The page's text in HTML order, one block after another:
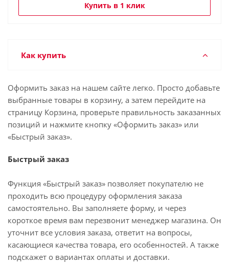
Купить в 1 клик
Как купить
Оформить заказ на нашем сайте легко. Просто добавьте
выбранные товары в корзину, а затем перейдите на
страницу Корзина, проверьте правильность заказанных
позиций и нажмите кнопку «Оформить заказ» или
«Быстрый заказ».
Быстрый заказ
Функция «Быстрый заказ» позволяет покупателю не
проходить всю процедуру оформления заказа
самостоятельно. Вы заполняете форму, и через
короткое время вам перезвонит менеджер магазина. Он
уточнит все условия заказа, ответит на вопросы,
касающиеся качества товара, его особенностей. А также
подскажет о вариантах оплаты и доставки.